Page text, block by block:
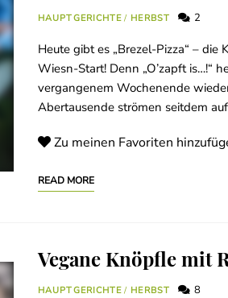
HAUPTGERICHTE / HERBST 2
Heute gibt es „Brezel-Pizza“ – die
Wiesn-Start! Denn „O’zapft is…!“
vergangenem Wochenende
Abertausende strömen seitdem
Zu meinen Favoriten
READ MORE
Vegane Knöpfle mit
HAUPTGERICHTE / HERBST 8